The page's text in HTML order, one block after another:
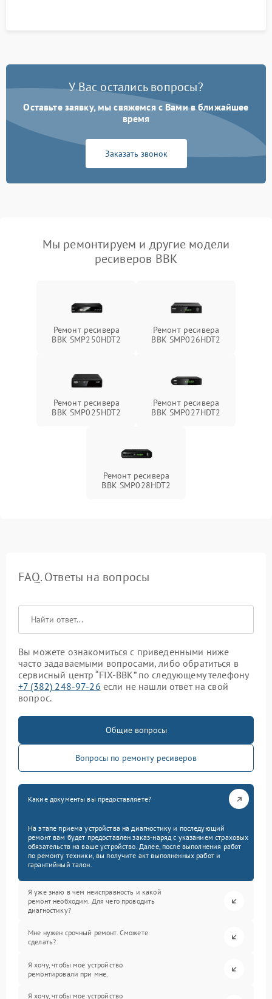
У Вас остались вопросы?
Оставьте заявку, мы свяжемся с Вами в ближайшее
время
Заказать звонок
Мы ремонтируем и другие модели
ресиверов BBK
Ремонт ресивера
BBK SMP250HDT2
Ремонт ресивера
BBK SMP026HDT2
Ремонт ресивера
BBK SMP025HDT2
Ремонт ресивера
BBK SMP027HDT2
Ремонт ресивера
BBK SMP028HDT2
FAQ. Ответы на вопросы
Вы можете ознакомиться с приведенными ниже
часто задаваемыми вопросами, либо обратиться в
сервисный центр “FIX-BBK” по следующему телефону
+7 (382) 248-97-26 если не нашли ответ на свой
вопрос.
Общие вопросы
Вопросы по ремонту ресиверов
Какие документы вы предоставляете?
На этапе приема устройства на диагностику и последующий
ремонт вам будет предоставлен заказ-наряд с указанием страховых
обязательств на ваше устройство. Далее, после выполнения работ
по ремонту техники, вы получите акт выполненных работ и
гарантийный талон.
Я уже знаю в чем неисправность и какой
ремонт необходим. Для чего проводить
диагностику?
Мне нужен срочный ремонт. Сможете
сделать?
Я хочу, чтобы мое устройство
ремонтировали при мне.
Я хочу, чтобы мое устройство